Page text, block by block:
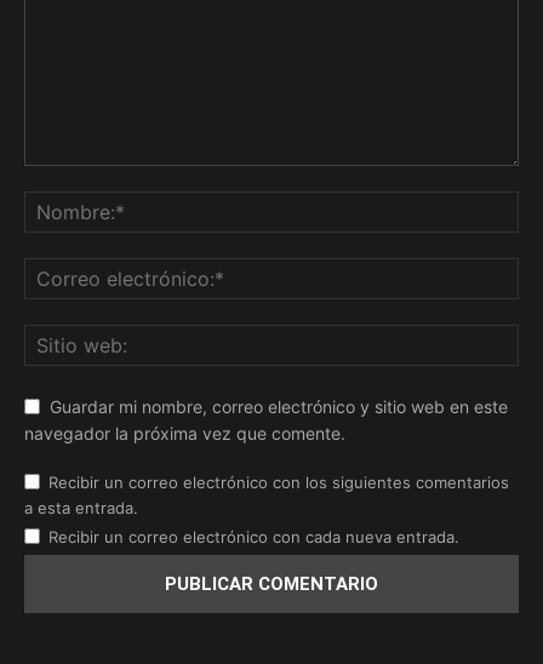
Guardar mi nombre, correo electrónico y sitio web en este
navegador la próxima vez que comente.
Recibir un correo electrónico con los siguientes comentarios
a esta entrada.
Recibir un correo electrónico con cada nueva entrada.